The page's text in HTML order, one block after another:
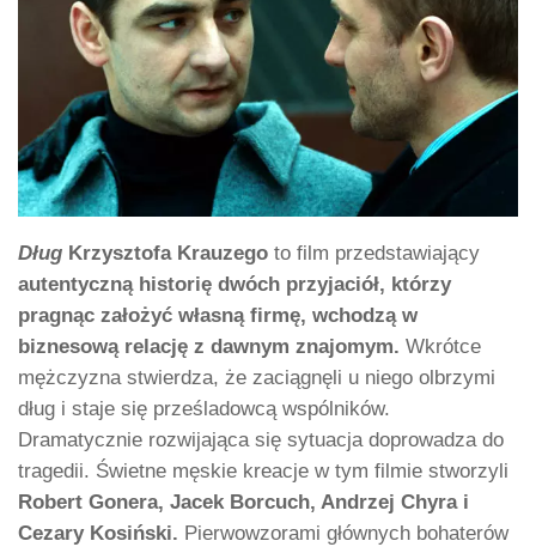
Dług Krzysztofa Krauzego to film przedstawiający
autentyczną historię dwóch przyjaciół, którzy
pragnąc założyć własną firmę, wchodzą w
biznesową relację z dawnym znajomym. Wkrótce
mężczyzna stwierdza, że zaciągnęli u niego olbrzymi
dług i staje się prześladowcą wspólników.
Dramatycznie rozwijająca się sytuacja doprowadza do
tragedii. Świetne męskie kreacje w tym filmie stworzyli
Robert Gonera, Jacek Borcuch, Andrzej Chyra i
Cezary Kosiński. Pierwowzorami głównych bohaterów